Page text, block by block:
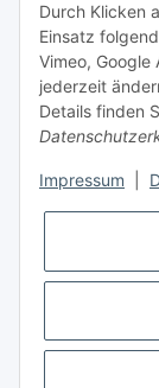
Email:
Sie benötigen
Informationen
sicher einkaufen
Durch Klicken
Einsatz
Vimeo, Google
jederzeit
Details finden
Impressum